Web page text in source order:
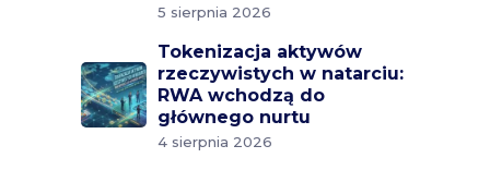
5 sierpnia 2026
Tokenizacja aktywów
rzeczywistych w natarciu:
RWA wchodzą do
głównego nurtu
4 sierpnia 2026